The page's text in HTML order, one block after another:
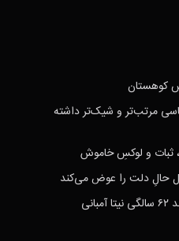
کوهستان
مرتب‌تر و شیک‌تر داشته
ثبات و لوکسِ خاموش
حالِ دلت را عوض می‌کند